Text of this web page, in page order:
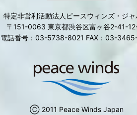
特定非営利活動法人ピースウィンズ・ジャ
〒151-0063 東京都渋谷区富ヶ谷2-41-
電話番号：03-5738-8021 FAX：03-
Ⓒ 2011 Peace Winds Japan